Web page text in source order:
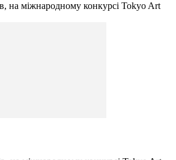
на міжнародному конкурсі Tokyo Art